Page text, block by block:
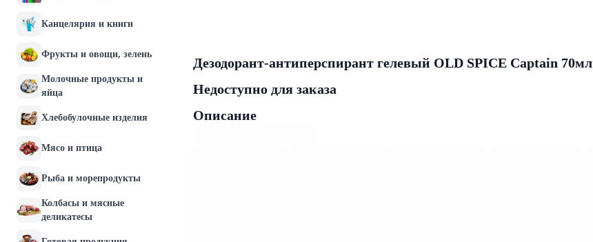
Канцелярия и книги
Фрукты и овощи, зелень
Молочные продукты и
яйца
Хлебобулочные изделия
Мясо и птица
Рыба и морепродукты
Колбасы и мясные
деликатесы
Дезодорант-антиперспирант гелевый OLD SPICE Captain 70мл
Недоступно для заказа
Описание